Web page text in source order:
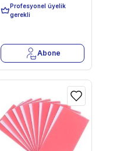
Profesyonel üyelik
gerekli
Son 30 Adet
Abone